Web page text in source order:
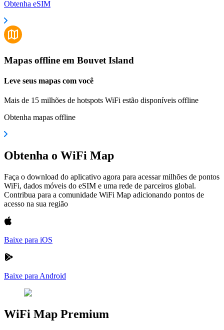
Obtenha eSIM
Mapas offline em Bouvet Island
Leve seus mapas com você
Mais de 15 milhões de hotspots WiFi estão disponíveis offline
Obtenha mapas offline
Obtenha o WiFi Map
Faça o download do aplicativo agora para acessar milhões de pontos
WiFi, dados móveis do eSIM e uma rede de parceiros global.
Contribua para a comunidade WiFi Map adicionando pontos de
acesso na sua região
Baixe para iOS
Baixe para Android
WiFi Map Premium